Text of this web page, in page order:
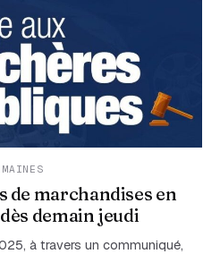
de marchandises en
demain jeudi
à travers un communiqué,